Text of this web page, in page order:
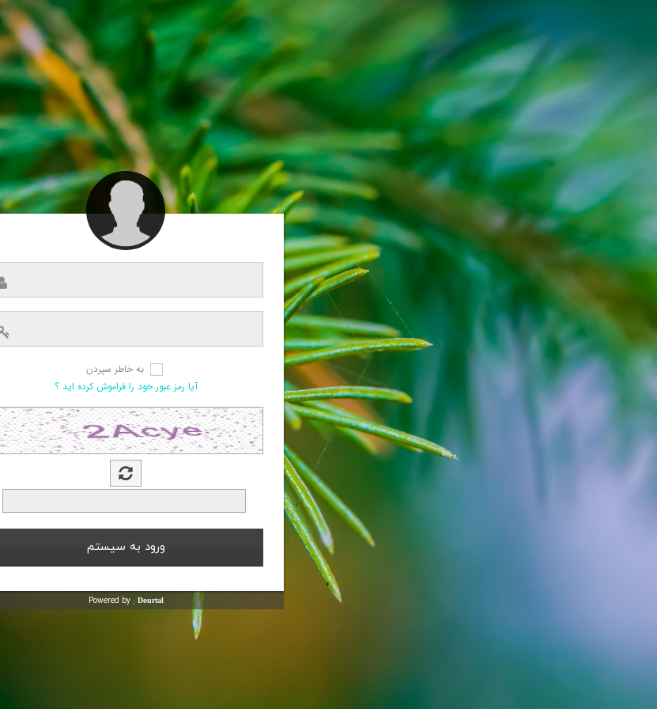
به خاطر سپردن
آیا رمز عبور خود را فراموش کرده اید ؟
Powered by : Dourtal